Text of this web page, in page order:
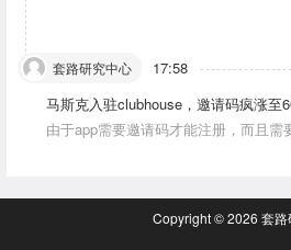
套路研究中心 17:58
马斯克入驻clubhouse，邀请码疯涨至
由于app需要邀请码才能注册，而且需
Copyright © 2026 套路